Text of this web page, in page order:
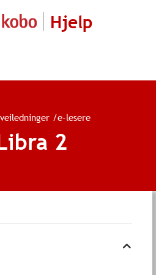
Hjelp
/e-lesere
2